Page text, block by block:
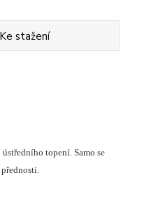
Ke stažení
topení. Samo se